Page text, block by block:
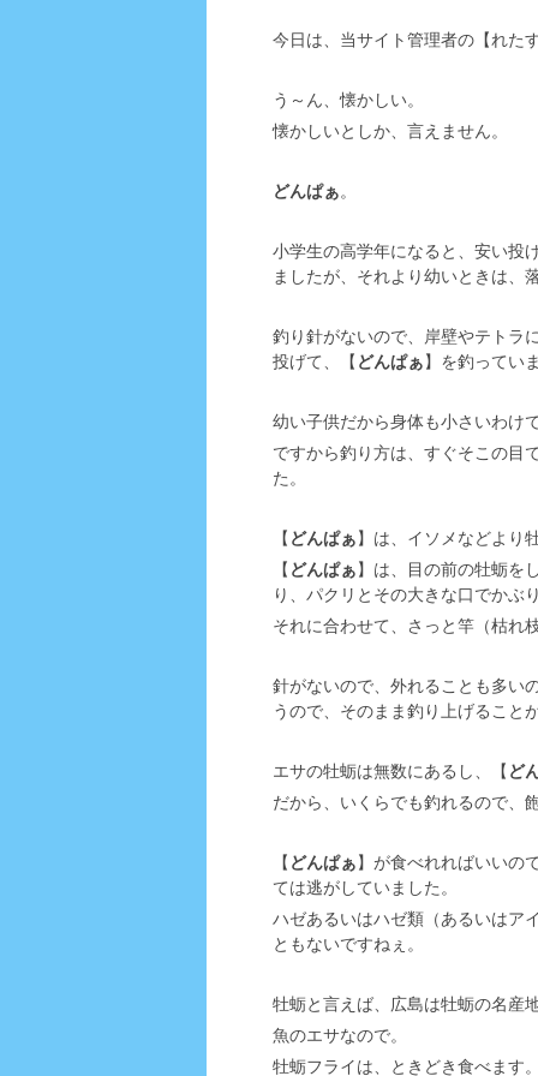
今日は、当サイト管理者の【れた
う～ん、懐かしい。
懐かしいとしか、言えません。
どんぱぁ。
小学生の高学年になると、安い投
ましたが、それより幼いときは、
釣り針がないので、岸壁やテトラ
投げて、【 どんぱぁ】を釣ってい
幼い子供だから身体も小さいわけ
ですから釣り方は、すぐそこの目
た。
【 どんぱぁ】は、イソメなどより
【 どんぱぁ】は、目の前の牡蛎を
り、パクリとその大きな口でかぶ
それに合わせて、さっと竿（枯れ
針がないので、外れることも多い
うので、そのまま釣り上げること
エサの牡蛎は無数にあるし、【 ど
だから、いくらでも釣れるので、
【 どんぱぁ】が食べれればいいの
ては逃がしていました。
ハゼあるいはハゼ類（あるいはア
ともないですねぇ。
牡蛎と言えば、広島は牡蛎の名産
魚のエサなので。
牡蛎フライは、ときどき食べます